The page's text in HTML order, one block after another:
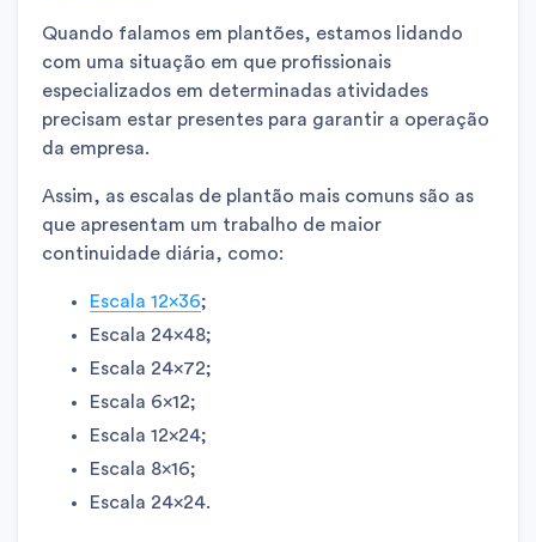
Quando falamos em plantões, estamos lidando
com uma situação em que profissionais
especializados em determinadas atividades
precisam estar presentes para garantir a operação
da empresa.
Assim, as escalas de plantão mais comuns são as
que apresentam um trabalho de maior
continuidade diária, como:
Escala 12×36;
Escala 24×48;
Escala 24×72;
Escala 6×12;
Escala 12×24;
Escala 8×16;
Escala 24×24.